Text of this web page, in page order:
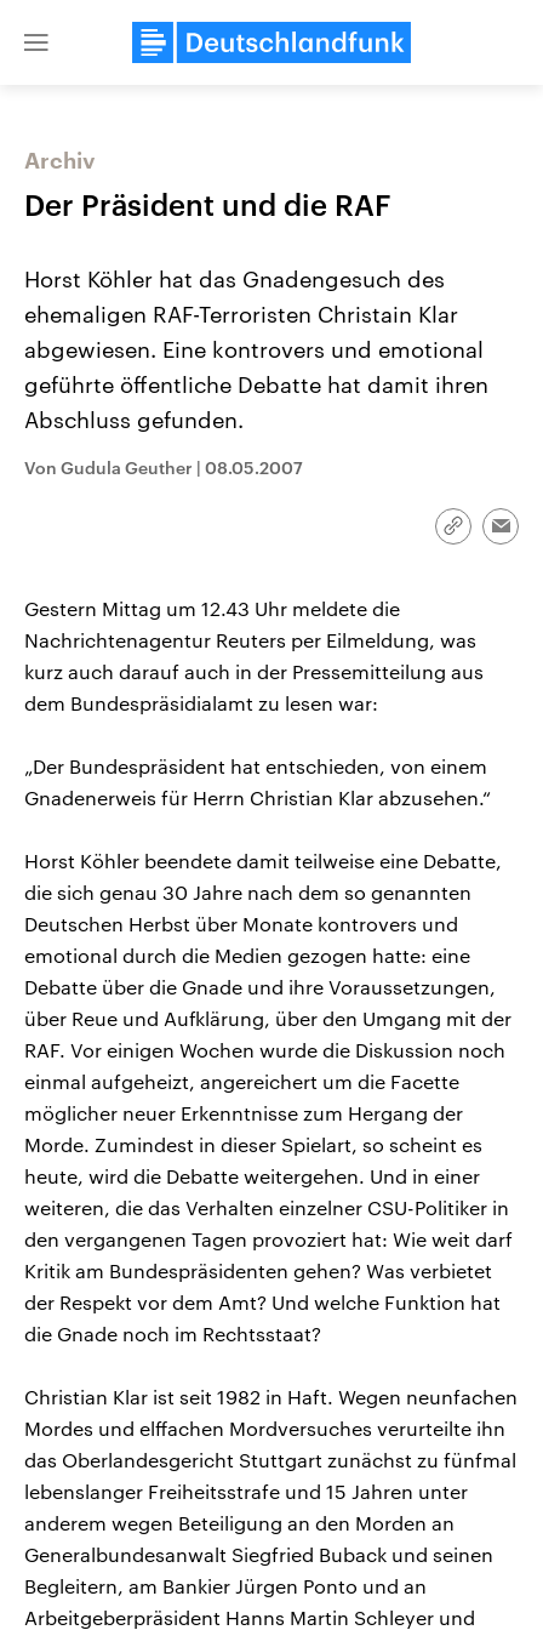
Close
Landtagswahl Sachsen-Anhalt
Alle Informationen
Sachsen-Anhalt wählt am 6.
Wahlprogramme, aktuelle Berichte
und Hintergründe zu den Parteien
und Kandidaten der anstehenden
den mächtigsten Ländern
mit großem Einfluss auf
Sendungen Programm Podcasts
Audio-Archiv
Archiv
Der Präsident und die RAF
Horst Köhler hat das Gnadengesuch des
ehemaligen RAF-Terroristen Christain Klar
abgewiesen. Eine kontrovers und emotional
geführte öffentliche Debatte hat damit ihren
Abschluss gefunden.
Von Gudula Geuther | 08.05.2007
Link
Gestern Mittag um 12.43 Uhr meldete die
Nachrichtenagentur Reuters per Eilmeldung, was
kurz auch darauf auch in der Pressemitteilung aus
dem Bundespräsidialamt zu lesen war:
„Der Bundespräsident hat entschieden, von einem
Gnadenerweis für Herrn Christian Klar abzusehen.“
Horst Köhler beendete damit teilweise eine Debatte,
die sich genau 30 Jahre nach dem so genannten
Deutschen Herbst über Monate kontrovers und
emotional durch die Medien gezogen hatte: eine
Debatte über die Gnade und ihre Voraussetzungen,
über Reue und Aufklärung, über den Umgang mit der
RAF. Vor einigen Wochen wurde die Diskussion noch
einmal aufgeheizt, angereichert um die Facette
möglicher neuer Erkenntnisse zum Hergang der
Morde. Zumindest in dieser Spielart, so scheint es
heute, wird die Debatte weitergehen. Und in einer
weiteren, die das Verhalten einzelner CSU-Politiker in
den vergangenen Tagen provoziert hat: Wie weit darf
Kritik am Bundespräsidenten gehen? Was verbietet
der Respekt vor dem Amt? Und welche Funktion hat
die Gnade noch im Rechtsstaat?
Christian Klar ist seit 1982 in Haft. Wegen neunfachen
Mordes und elffachen Mordversuches verurteilte ihn
das Oberlandesgericht Stuttgart zunächst zu fünfmal
lebenslanger Freiheitsstrafe und 15 Jahren unter
anderem wegen Beteiligung an den Morden an
Generalbundesanwalt Siegfried Buback und seinen
Begleitern, am Bankier Jürgen Ponto und an
Arbeitgeberpräsident Hanns Martin Schleyer und